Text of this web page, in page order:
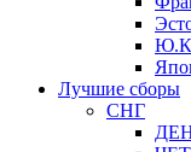
Лучшие сборы
СНГ